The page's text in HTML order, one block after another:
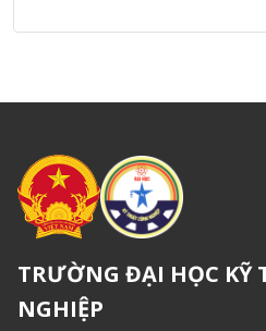
TRƯỜNG ĐẠI HỌC KỸ
NGHIỆP